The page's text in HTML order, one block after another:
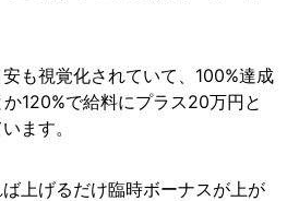
も視覚化されていて、100%達成
120%で給料にプラス20万円と
ます。
上げるだけ臨時ボーナスが上が